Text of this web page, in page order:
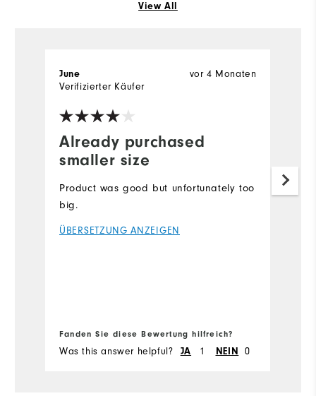
View All
Already purchased
smaller size
vor 4 Monaten
June
Verifizierter Käufer
Product was good but unfortunately too
big.
ÜBERSETZUNG ANZEIGEN
Fanden Sie diese Bewertung hilfreich?
Was this answer helpful? JA 1 NEIN 0